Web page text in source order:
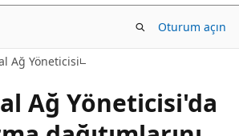
Oturum açın
Ağ Yöneticisi
Ağ Yöneticisi'da